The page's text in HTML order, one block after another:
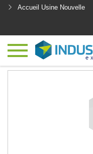
Accueil Usine Nouvelle